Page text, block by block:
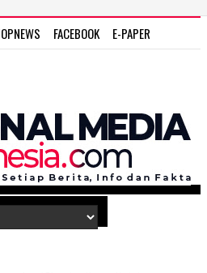
FACEBOOK
E-PAPER